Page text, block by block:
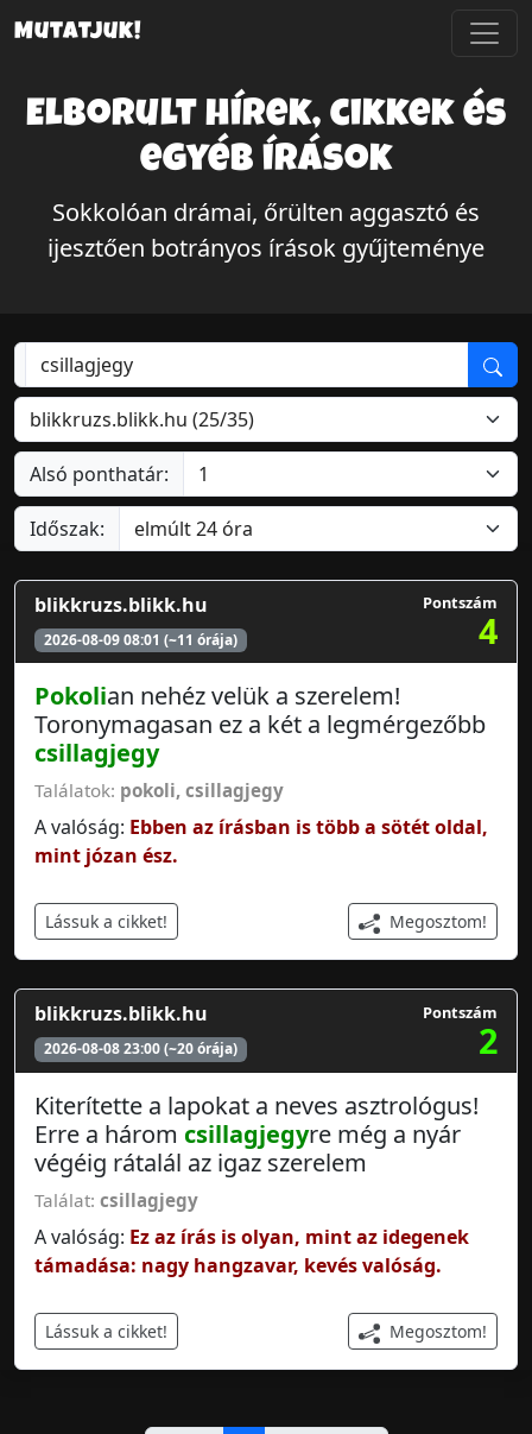
Mutatjuk!
Elborult hírek, cikkek és
egyéb írások
Sokkolóan drámai, őrülten aggasztó és
ijesztően botrányos írások gyűjteménye
Alsó ponthatár:
Időszak:
blikkruzs.blikk.hu
2026-08-09 08:01 (~11 órája)
Pontszám
4
Pokolian nehéz velük a szerelem!
Toronymagasan ez a két a legmérgezőbb
csillagjegy
Találatok: pokoli, csillagjegy
A valóság: Ebben az írásban is több a sötét oldal,
mint józan ész.
Lássuk a cikket! Megosztom!
blikkruzs.blikk.hu
2026-08-08 23:00 (~20 órája)
Pontszám
2
Kiterítette a lapokat a neves asztrológus!
Erre a három csillagjegyre még a nyár
végéig rátalál az igaz szerelem
Találat: csillagjegy
A valóság: Ez az írás is olyan, mint az idegenek
támadása: nagy hangzavar, kevés valóság.
Lássuk a cikket! Megosztom!